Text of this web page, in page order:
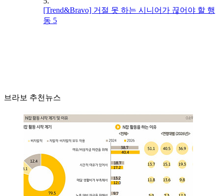
[Trend&Bravo] 거절 못 하는 시니어가 끊어야 할 행
동 5
브라보 추천뉴스